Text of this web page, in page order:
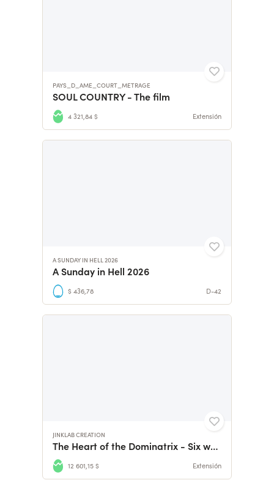
PAYS_D_AME_COURT_METRAGE
SOUL COUNTRY - The film
4 321,84 $ Extensión
A SUNDAY IN HELL 2026
A Sunday in Hell 2026
$ 436,78 D-42
JINKLAB CREATION
The Heart of the Dominatrix - Six women, six stories
12 601,15 $ Extensión